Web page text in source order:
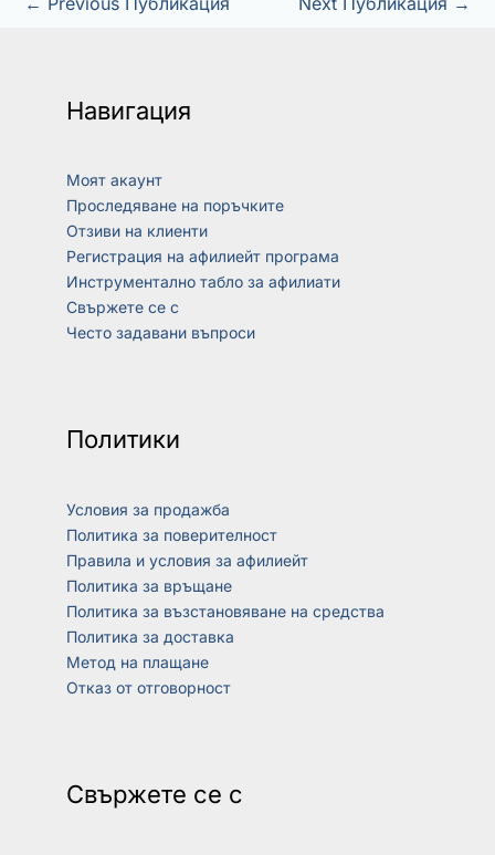
Навигация
Моят акаунт
Проследяване на поръчките
Отзиви на клиенти
Регистрация на афилиейт програма
Инструментално табло за афилиати
Свържете се с
Често задавани въпроси
Политики
Условия за продажба
Политика за поверителност
Правила и условия за афилиейт
Политика за връщане
Политика за възстановяване на средства
Политика за доставка
Метод на плащане
Отказ от отговорност
Свържете се с